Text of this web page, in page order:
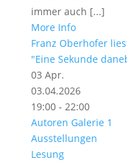
immer auch [...]
More Info
Franz Oberhofer
"Eine Sekunde
03 Apr.
03.04.2026
19:00 - 22:00
Autoren Galerie 1
Ausstellungen
Lesung